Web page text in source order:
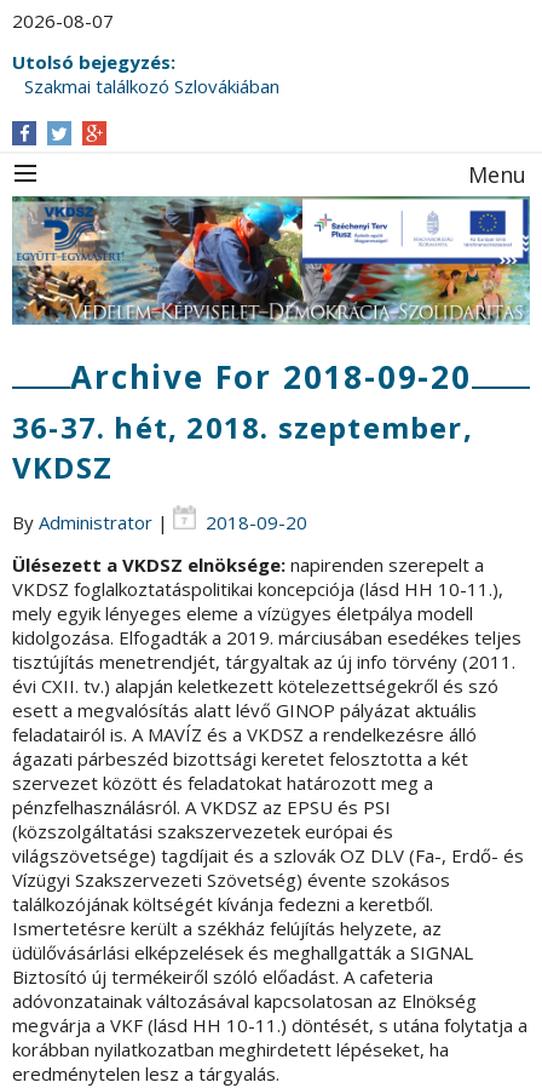
2026-08-07
Utolsó bejegyzés:
Szakmai találkozó Szlovákiában
Menu
Archive For 2018-09-20
36-37. hét, 2018. szeptember,
VKDSZ
By Administrator |
2018-09-20
Ülésezett a VKDSZ elnöksége: napirenden szerepelt a
VKDSZ foglalkoztatáspolitikai koncepciója (lásd HH 10-11.),
mely egyik lényeges eleme a vízügyes életpálya modell
kidolgozása. Elfogadták a 2019. márciusában esedékes teljes
tisztújítás menetrendjét, tárgyaltak az új info törvény (2011.
évi CXII. tv.) alapján keletkezett kötelezettségekről és szó
esett a megvalósítás alatt lévő GINOP pályázat aktuális
feladatairól is. A MAVÍZ és a VKDSZ a rendelkezésre álló
ágazati párbeszéd bizottsági keretet felosztotta a két
szervezet között és feladatokat határozott meg a
pénzfelhasználásról. A VKDSZ az EPSU és PSI
(közszolgáltatási szakszervezetek európai és
világszövetsége) tagdíjait és a szlovák OZ DLV (Fa-, Erdő- és
Vízügyi Szakszervezeti Szövetség) évente szokásos
találkozójának költségét kívánja fedezni a keretből.
Ismertetésre került a székház felújítás helyzete, az
üdülővásárlási elképzelések és meghallgatták a SIGNAL
Biztosító új termékeiről szóló előadást. A cafeteria
adóvonzatainak változásával kapcsolatosan az Elnökség
megvárja a VKF (lásd HH 10-11.) döntését, s utána folytatja a
korábban nyilatkozatban meghirdetett lépéseket, ha
eredménytelen lesz a tárgyalás.